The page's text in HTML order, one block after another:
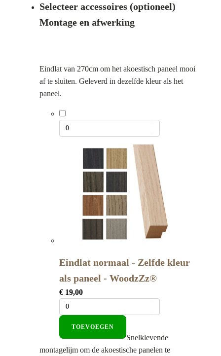
was:
is:
€ 49,00.
Selecteer accessoires (optioneel)
Montage en afwerking
Eindlat van 270cm om het akoestisch paneel mooi
af te sluiten. Geleverd in dezelfde kleur als het
paneel.
Eindlat normaal - Zelfde kleur
als paneel - WoodzZz®
€ 19,00
TOEVOEGEN
Snelklevende
montagelijm om de akoestische panelen te